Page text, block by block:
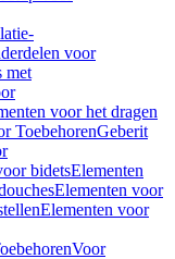
voor
met
voor het dragen
ToebehorenGeberit
bidetsElementen
Elementen voor
Elementen voor
Voor